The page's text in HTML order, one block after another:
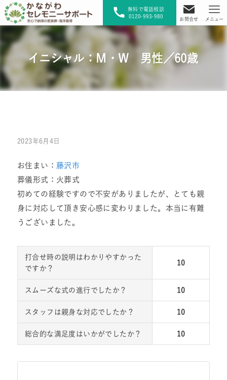
無料で電話相談
0120-993-980
お問合せ メニュー
イニシャル：M・W 男性／60歳
2023年6月4日
お住まい： 藤沢市
葬儀形式：火葬式
初めての経験ですので不安がありましたが、とても親
身に対応して頂き安心感に変わりました。本当に有難
うございました。
打合せ時の説明はわかりやすかった
ですか？
10
スムーズな式の進行でしたか？ 10
スタッフは親身な対応でしたか？ 10
総合的な満足度はいかがでしたか？ 10